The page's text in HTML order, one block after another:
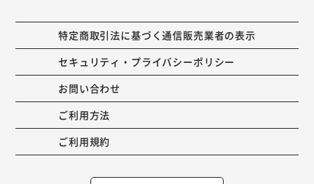
特定商取引法に基づく通信販売業者の表示
セキュリティ・プライバシーポリシー
お問い合わせ
ご利用方法
ご利用規約